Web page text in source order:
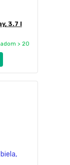
3.7 l
> 20